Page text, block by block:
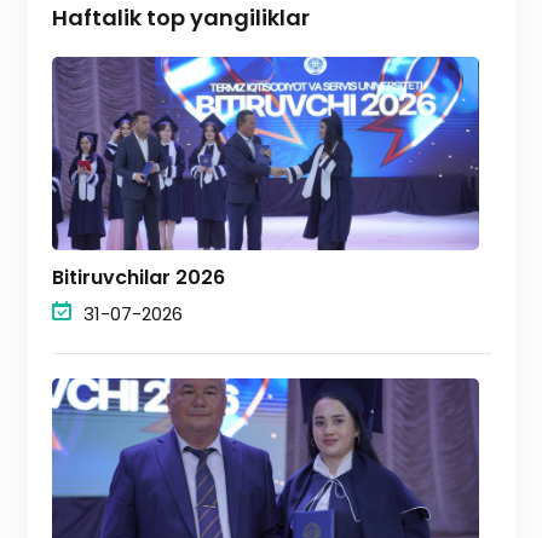
Haftalik top yangiliklar
Bitiruvchilar 2026
31-07-2026